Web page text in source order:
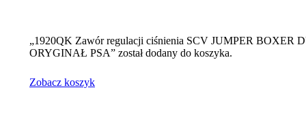
„1920QK Zawór regulacji ciśnienia SCV JUMPER BOXER
ORYGINAŁ PSA” został dodany do koszyka.
Zobacz koszyk